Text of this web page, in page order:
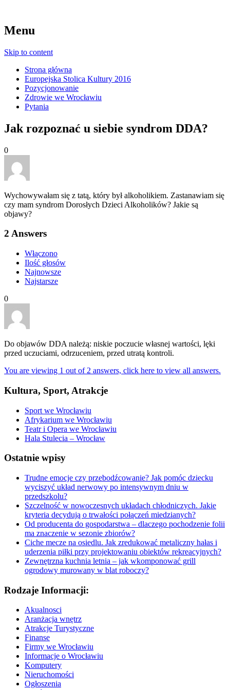
Menu
Skip to content
Strona główna
Europejska Stolica Kultury 2016
Pozycjonowanie
Zdrowie we Wrocławiu
Pytania
Jak rozpoznać u siebie syndrom DDA?
0
Wychowywałam się z tatą, który był alkoholikiem. Zastanawiam się
czy mam syndrom Dorosłych Dzieci Alkoholików? Jakie są
objawy?
2 Answers
Włączono
Ilość głosów
Najnowsze
Najstarsze
0
Do objawów DDA należą: niskie poczucie własnej wartości, lęki
przed uczuciami, odrzuceniem, przed utratą kontroli.
You are viewing 1 out of 2 answers, click here to view all answers.
Kultura, Sport, Atrakcje
Sport we Wrocławiu
Afrykarium we Wrocławiu
Teatr i Opera we Wrocławiu
Hala Stulecia – Wrocław
Ostatnie wpisy
Trudne emocje czy przebodźcowanie? Jak pomóc dziecku
wyciszyć układ nerwowy po intensywnym dniu w
przedszkolu?
Szczelność w nowoczesnych układach chłodniczych. Jakie
kryteria decydują o trwałości połączeń miedzianych?
Od producenta do gospodarstwa – dlaczego pochodzenie folii
ma znaczenie w sezonie zbiorów?
Ciche mecze na osiedlu. Jak zredukować metaliczny hałas i
uderzenia piłki przy projektowaniu obiektów rekreacyjnych?
Zewnętrzna kuchnia letnia – jak wkomponować grill
ogrodowy murowany w blat roboczy?
Rodzaje Informacji:
Akualnosci
Aranżacja wnętrz
Atrakcje Turystyczne
Finanse
Firmy we Wrocławiu
Informacje o Wrocławiu
Komputery
Nieruchomości
Ogłoszenia